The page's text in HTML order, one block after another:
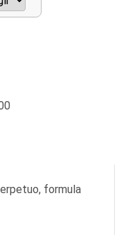
formula